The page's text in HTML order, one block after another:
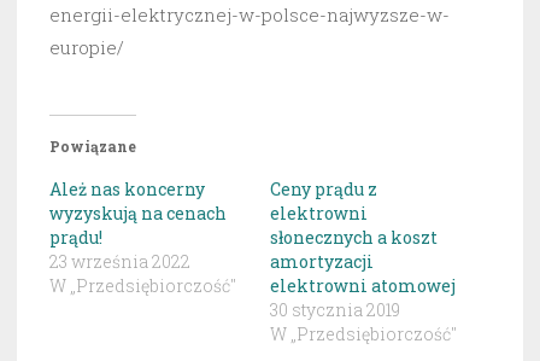
energii-elektrycznej-w-polsce-najwyzsze-w-
europie/
Powiązane
Ależ nas koncerny
wyzyskują na cenach
prądu!
23 września 2022
W „Przedsiębiorczość"
Ceny prądu z
elektrowni
słonecznych a koszt
amortyzacji
elektrowni atomowej
30 stycznia 2019
W „Przedsiębiorczość"